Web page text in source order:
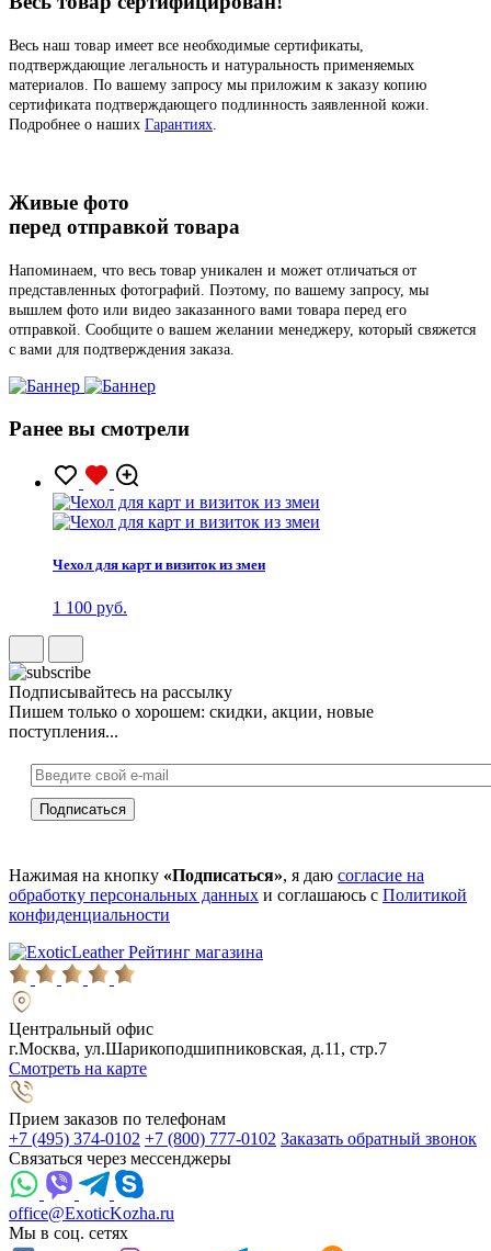
Весь наш товар имеет все необходимые сертификаты,
подтверждающие легальность и натуральность применяемых
материалов. По вашему запросу мы приложим к заказу копию
сертификата подтверждающего подлинность заявленной кожи.
Подробнее о наших Гарантиях
Живые фото
перед отправкой товара
Напоминаем, что весь товар уникален и может отличаться от
представленных фотографий. Поэтому, по вашему запросу, мы
вышлем фото или видео заказанного вами товара перед его
отправкой. Сообщите о вашем желании менеджеру, который свяжется
с вами для подтверждения заказа.
Ранее вы смотрели
Чехол для карт и визиток из змеи
1 100 руб.
Подписывайтесь на рассылку
Пишем только о хорошем: скидки, акции, новые
поступления...
Нажимая на кнопку «Подписаться», я даю согласие на
обработку персональных данных и соглашаюсь с Политикой
конфиденциальности
Рейтинг магазина
Центральный офис
г.Москва, ул.Шарикоподшипниковская, д.11, стр.7
Смотреть на карте
Прием заказов по телефонам
+7 (495) 374-0102 +7 (800) 777-0102 Заказать обратный звонок
Связаться через мессенджеры
office@ExoticKozha.ru
Мы в соц. сетях